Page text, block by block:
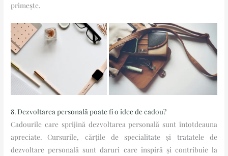
primește.
8. Dezvoltarea personală poate fi o idee de cadou?
Cadourile care sprijină dezvoltarea personală sunt întotdeauna
apreciate. Cursurile, cărțile de specialitate și tratatele de
dezvoltare personală sunt daruri care inspiră și contribuie la